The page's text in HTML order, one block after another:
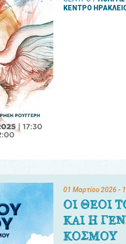
ΚΕΝΤΡΟ
01 Μαρτίου 2026 -
ΟΙ ΘΕΟΙ
ΚΑΙ Η
ΚΟΣΜΟΥ